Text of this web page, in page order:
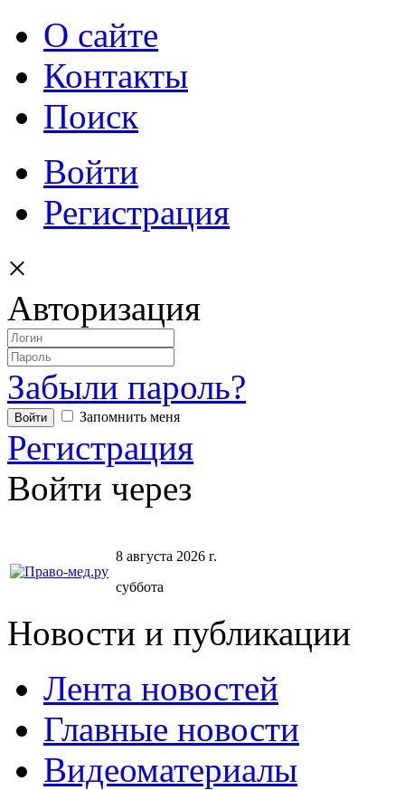
О сайте
Контакты
Поиск
Войти
Регистрация
×
Авторизация
Забыли пароль?
Запомнить меня
Регистрация
Войти через
8 августа 2026 г.
суббота
Новости и публикации
Лента новостей
Главные новости
Видеоматериалы